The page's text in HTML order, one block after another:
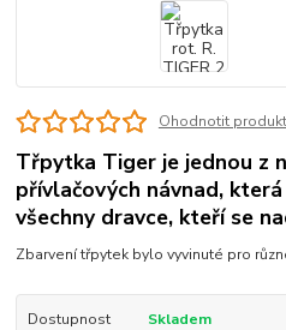
Ohodnotit produkt
Třpytka Tiger je jednou z
přívlačových návnad,
všechny dravce, kteří se
Zbarvení třpytek bylo vyvinuté pro
Dostupnost Skladem